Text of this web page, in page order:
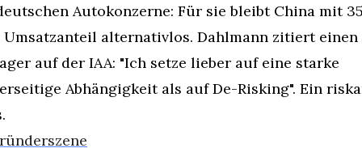
Autokonzerne: Für sie bleibt China mit
Umsatzanteil alternativlos. Dahlmann zitiert einen
auf der IAA: "Ich setze lieber auf eine starke
Abhängigkeit als auf De-Risking". Ein